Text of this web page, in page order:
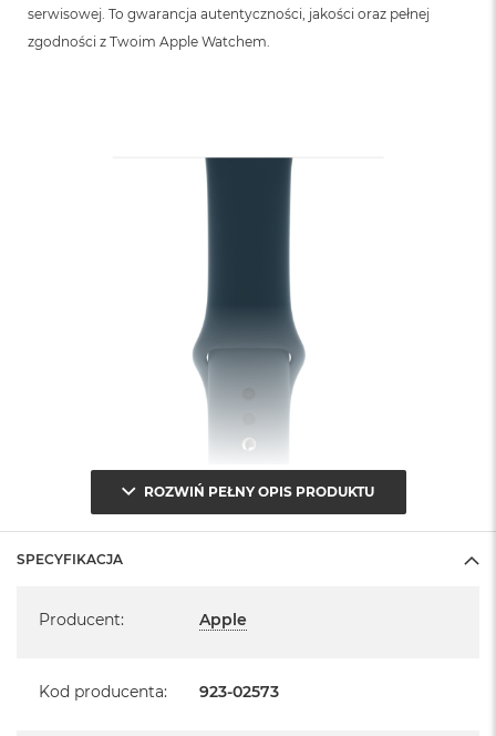
serwisowej. To gwarancja autentyczności, jakości oraz pełnej
zgodności z Twoim Apple Watchem.
ROZWIŃ PEŁNY OPIS PRODUKTU
SPECYFIKACJA
Producent: Apple
Kod producenta: 923-02573